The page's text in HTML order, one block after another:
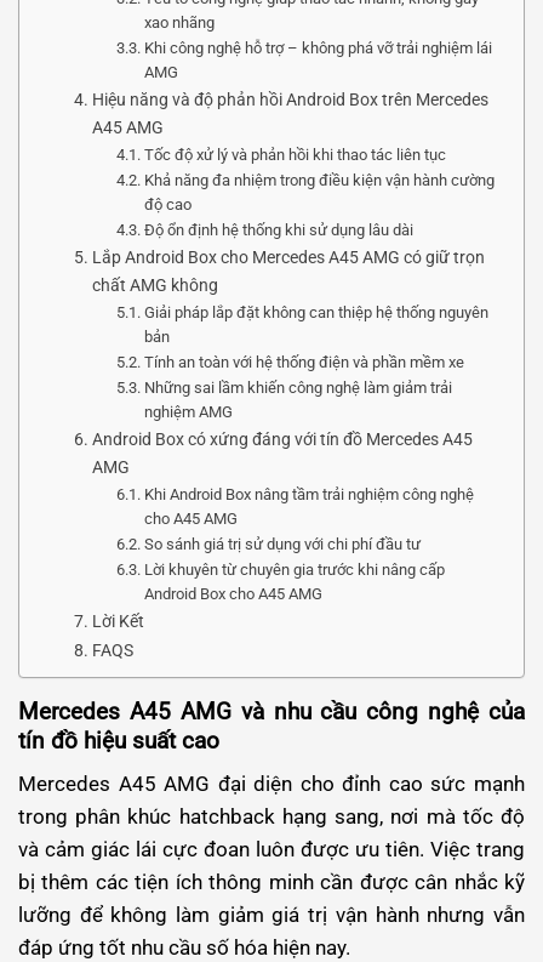
xao nhãng
Khi công nghệ hỗ trợ – không phá vỡ trải nghiệm lái
AMG
Hiệu năng và độ phản hồi Android Box trên Mercedes
A45 AMG
Tốc độ xử lý và phản hồi khi thao tác liên tục
Khả năng đa nhiệm trong điều kiện vận hành cường
độ cao
Độ ổn định hệ thống khi sử dụng lâu dài
Lắp Android Box cho Mercedes A45 AMG có giữ trọn
chất AMG không
Giải pháp lắp đặt không can thiệp hệ thống nguyên
bản
Tính an toàn với hệ thống điện và phần mềm xe
Những sai lầm khiến công nghệ làm giảm trải
nghiệm AMG
Android Box có xứng đáng với tín đồ Mercedes A45
AMG
Khi Android Box nâng tầm trải nghiệm công nghệ
cho A45 AMG
So sánh giá trị sử dụng với chi phí đầu tư
Lời khuyên từ chuyên gia trước khi nâng cấp
Android Box cho A45 AMG
Lời Kết
FAQS
Mercedes A45 AMG và nhu cầu công nghệ của
tín đồ hiệu suất cao
Mercedes A45 AMG đại diện cho đỉnh cao sức mạnh
trong phân khúc hatchback hạng sang, nơi mà tốc độ
và cảm giác lái cực đoan luôn được ưu tiên. Việc trang
bị thêm các tiện ích thông minh cần được cân nhắc kỹ
lưỡng để không làm giảm giá trị vận hành nhưng vẫn
đáp ứng tốt nhu cầu số hóa hiện nay.